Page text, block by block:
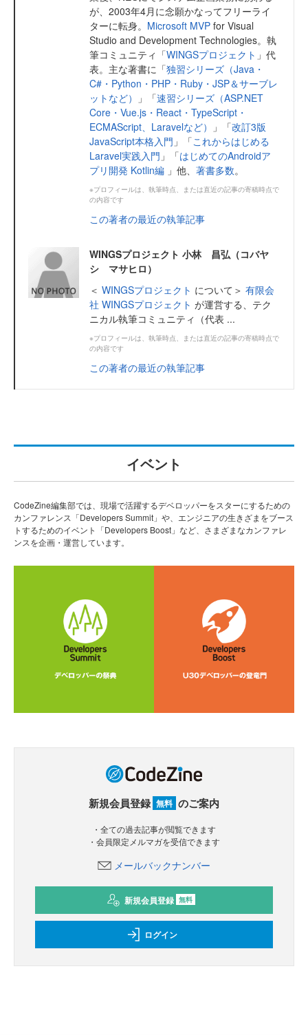
が、2003年4月に念願かなってフリーライ
ターに転身。 Microsoft MVP for Visual
Studio and Development Technologies。執
筆コミュニティ「WINGSプロジェクト 」代
表。主な著書に「独習シリーズ（Java・
C#・Python・PHP・Ruby・JSP＆サーブレ
ットなど）
」「速習シリーズ（ASP.NET
Core・Vue.js・React・TypeScript・
ECMAScript、Laravelなど）
」「改訂3版
JavaScript本格入門 」「これからはじめる
Laravel実践入門 」「はじめてのAndroidア
プリ開発 Kotlin編 」他、 著書多数。
※プロフィールは、執筆時点、または直近の記事の寄稿時点で
の内容です
この著者の最近の執筆記事
WINGSプロジェクト 小林 昌弘（コバヤ
シ マサヒロ）
＜ WINGSプロジェクト について＞ 有限会
社 WINGSプロジェクト が運営する、テク
ニカル執筆コミュニティ（代表 ...
※プロフィールは、執筆時点、または直近の記事の寄稿時点で
の内容です
この著者の最近の執筆記事
イベント
CodeZine編集部では、現場で活躍するデベロッパーをスターにするための
カンファレンス「Developers Summit」や、エンジニアの生きざまをブース
トするためのイベント「Developers Boost」など、さまざまなカンファレ
ンスを企画・運営しています。
新規会員登録 無料 のご案内
・全ての過去記事が閲覧できます
・会員限定メルマガを受信できます
メールバックナンバー
新規会員登録 無料
ログイン